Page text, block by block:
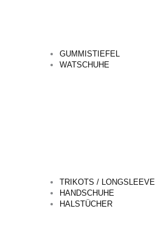
GUMMISTIEFEL
WATSCHUHE
TRIKOTS / LONGSLEEVE
HANDSCHUHE
HALSTÜCHER